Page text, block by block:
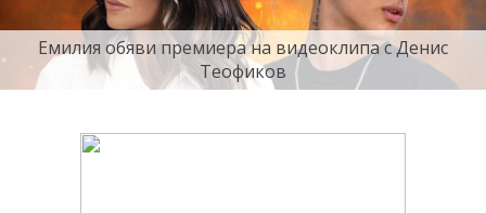
Емилия обяви премиера на видеоклипа с Денис
Теофиков